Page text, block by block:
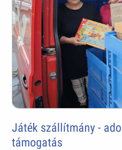
Játék szállítmány -
támogatás